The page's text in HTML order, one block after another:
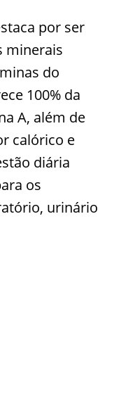
por ser
minerais
do
100% da
A, além de
calórico e
diária
os
urinário